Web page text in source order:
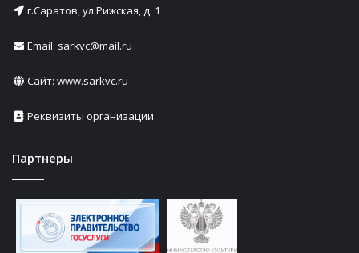
г.Саратов, ул.Рижская, д. 1
Email: sarkvc@mail.ru
Сайт: www.sarkvc.ru
Реквизиты организации
Партнеры